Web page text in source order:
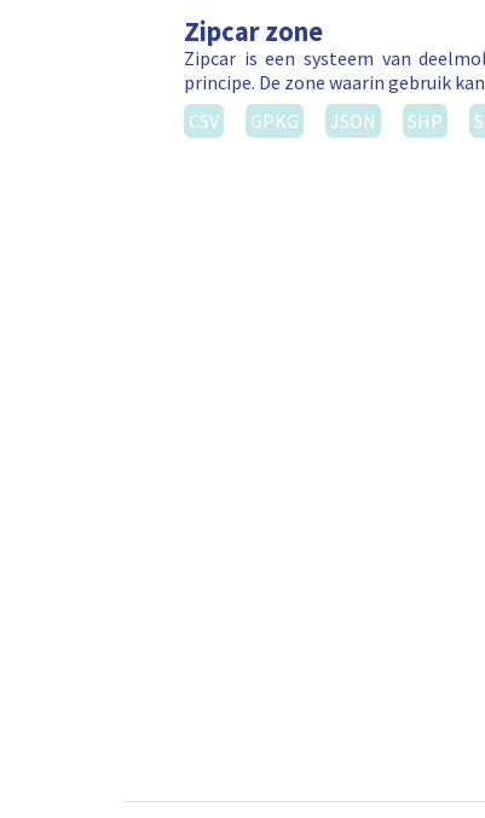
Zipcar zone
Zipcar is een systeem van
principe. De zone waarin gebruik
CSV
GPKG JSON SHP